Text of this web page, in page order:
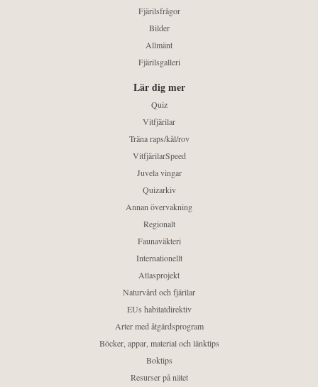
Fjärilsfrågor
Bilder
Allmänt
Fjärilsgalleri
Lär dig mer
Quiz
Vitfjärilar
Träna raps/kål/rov
VitfjärilarSpeed
Juvela vingar
Quizarkiv
Annan övervakning
Regionalt
Faunaväkteri
Internationellt
Atlasprojekt
Naturvård och fjärilar
EUs habitatdirektiv
Arter med åtgärdsprogram
Böcker, appar, material och länktips
Boktips
Resurser på nätet